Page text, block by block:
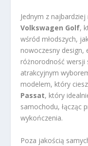
Jednym z
Volkswagen Golf,
wśród młodszych,
nowoczesny
różnorodność wersji
atrakcyjnym
modelem, który
Passat, który
samochodu, łącząc
wykończenia.
Poza jakością